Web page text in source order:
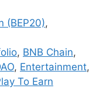
(BEP20),
, BNB Chain,
, Entertainment,
To Earn